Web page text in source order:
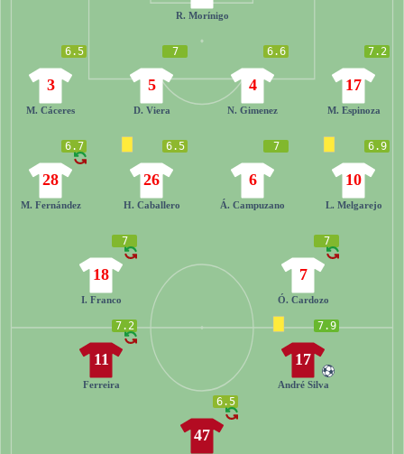
R. Morínigo
7.2
17
M. Espinoza
6.6
4
N. Gimenez
7
5
D. Viera
6.5
3
M. Cáceres
6.9
10
L. Melgarejo
7
6
Á. Campuzano
6.5
26
H. Caballero
6.7
28
M. Fernández
7
7
Ó. Cardozo
7
18
I. Franco
6.5
47
7.2
11
Ferreira
7.9
17
André Silva